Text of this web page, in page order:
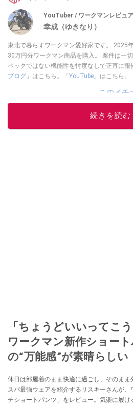
YouTuber / ワークマンレビュ
幸成（ゆきなり）
東北で暮らすワークマン愛好家です。 2025
30万円分ワークマン商品を購入。 案件は一
ペックではない機能性を忖度なしで正直に報
ブログ 」はこちら。「YouTube 」はこちら。
このイチ
続きを読む
「ちょうどいいってこ
ワークマン新作ショー
の“万能感”が素晴らしい
休日は部屋着のまま快適に過ごし、そのまま
スパ最強ウェアを紹介するリスキーさんが
チショートパンツ」をレビュー。気楽に履け